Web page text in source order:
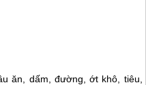
ăn, dấm, đường, ớt khô, tiêu,